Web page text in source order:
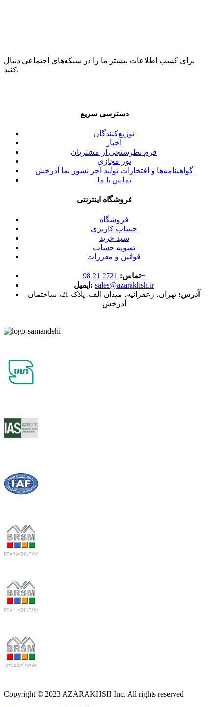
برای کسب اطلاعات بیشتر ما را در شبکه‌های اجتماعی دنبال
کنید.
دسترسی سریع
توزیع‌کنندگان
اخبار
فرم نظرسنجی از مشتریان
تور مجازی
گواهینامه‌ها و افتخارات تولید آجر نسوز نما آذرخش
تماس با ما
فروشگاه اینترنتی
فروشگاه
حساب کاربری
سبد خرید
تسویه حساب
قوانین و مقررات
تماس:2721 21 98+
ایمیل: sales@azarakhsh.ir
آدرس:
تهران، زعفرانیه، میدان الف، پلاک 21، ساختمان
آذرخش
Copyright © 2023 AZARAKHSH Inc. All rights reserved